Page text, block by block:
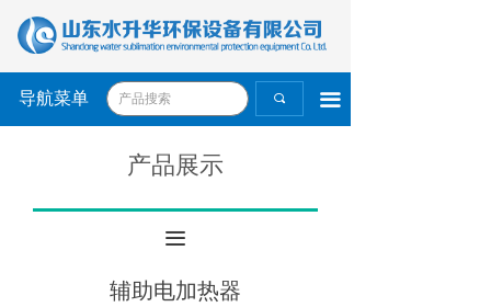
끠 끀
导航菜单
끀
产品展示
辅助电加热器